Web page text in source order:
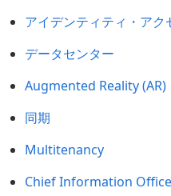
アイデンティティ・アク
データセンター
Augmented Reality (AR)
同期
Multitenancy
Chief Information